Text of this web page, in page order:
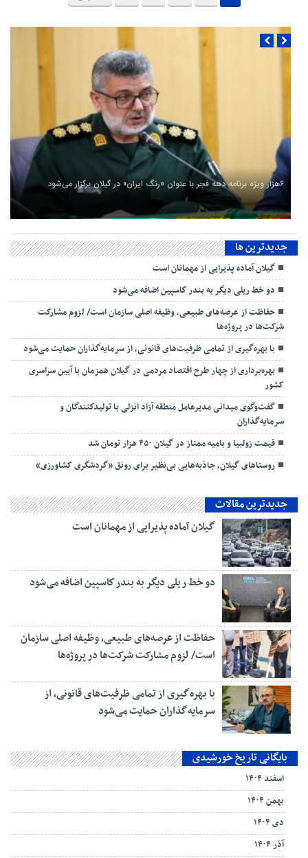
۶هزار ویژه برنامه دهه فجر با عنوان «رنگ ایران» در گیلان برگزار می‌شود
جديدترين ها
گیلان آماده پذیرایی‌ از مهمانان است
دو خط ریلی دیگر به بندر كاسپین اضافه می‌شود
حفاظت از عرصه‌های طبیعی، وظیفه اصلی سازمان است/ لزوم مشارکت
شرکت‌ها در پروژه‌ها
با بهره‌گیری از تمامی ظرفیت‌های قانونی، از سرمایه‌گذاران حمایت می‌شود
بهره‌برداری از چهار طرح اقتصاد مردمی در گیلان همزمان با آیین سراسری
کشور
گفت‌وگوی میدانی مدیرعامل منطقه آزاد انزلی با تولیدكنندگان و
سرمایه‌گذاران
قیمت زولبیا و بامیه ممتاز در گیلان ۴۵۰ هزار تومان شد
روستاهای گیلان، جاذبه‌هایی بی‌نظیر برای رونق «گردشگری کشاورزی»
جدیدترین مقالات
گیلان آماده پذیرایی‌ از مهمانان است
دو خط ریلی دیگر به بندر كاسپین اضافه می‌شود
حفاظت از عرصه‌های طبیعی، وظیفه اصلی سازمان
است/ لزوم مشارکت شرکت‌ها در پروژه‌ها
با بهره‌گیری از تمامی ظرفیت‌های قانونی، از
سرمایه‌گذاران حمایت می‌شود
بایگانی تاریخ خورشیدی
اسفند ۱۴۰۴
بهمن ۱۴۰۴
دی ۱۴۰۴
آذر ۱۴۰۴